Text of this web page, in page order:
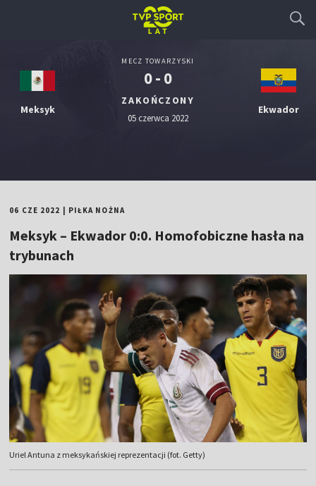
Meksyk
MECZ TOWARZYSKI
0 - 0
ZAKOŃCZONY
05 czerwca 2022
Ekwador
06 CZE 2022 PIŁKA NOŻNA
Meksyk – Ekwador 0:0. Homofobiczne hasła na
trybunach
Uriel Antuna z meksykańskiej reprezentacji (fot. Getty)